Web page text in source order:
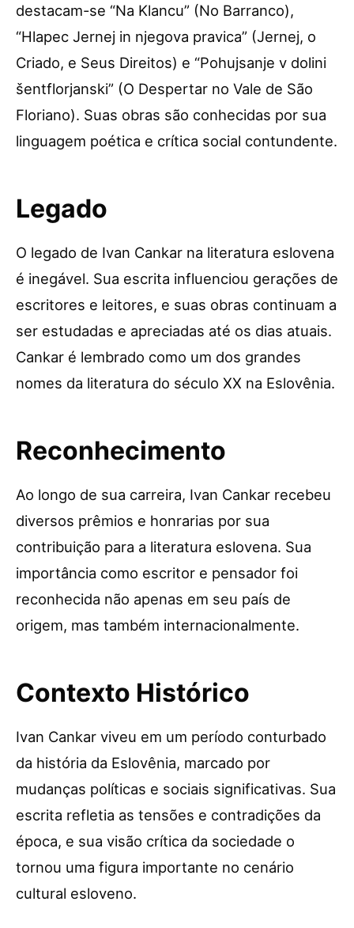
destacam-se “Na Klancu” (No Barranco),
“Hlapec Jernej in njegova pravica” (Jernej, o
Criado, e Seus Direitos) e “Pohujsanje v dolini
šentflorjanski” (O Despertar no Vale de São
Floriano). Suas obras são conhecidas por sua
linguagem poética e crítica social contundente.
Legado
O legado de Ivan Cankar na literatura eslovena
é inegável. Sua escrita influenciou gerações de
escritores e leitores, e suas obras continuam a
ser estudadas e apreciadas até os dias atuais.
Cankar é lembrado como um dos grandes
nomes da literatura do século XX na Eslovênia.
Reconhecimento
Ao longo de sua carreira, Ivan Cankar recebeu
diversos prêmios e honrarias por sua
contribuição para a literatura eslovena. Sua
importância como escritor e pensador foi
reconhecida não apenas em seu país de
origem, mas também internacionalmente.
Contexto Histórico
Ivan Cankar viveu em um período conturbado
da história da Eslovênia, marcado por
mudanças políticas e sociais significativas. Sua
escrita refletia as tensões e contradições da
época, e sua visão crítica da sociedade o
tornou uma figura importante no cenário
cultural esloveno.